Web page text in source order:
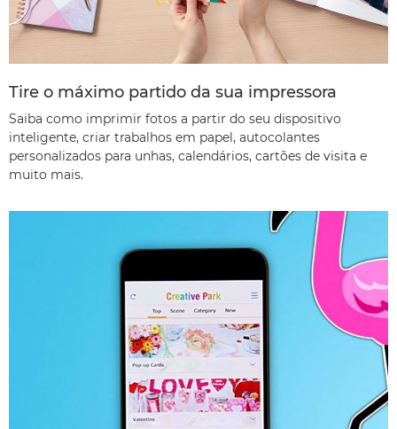
Tire o máximo partido da sua impressora
Saiba como imprimir fotos a partir do seu dispositivo
inteligente, criar trabalhos em papel, autocolantes
personalizados para unhas, calendários, cartões de visita e
muito mais.